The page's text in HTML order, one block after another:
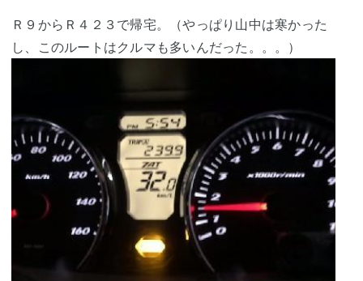
Ｒ９からＲ４２３で帰宅。（やっぱり山中は寒かった
し、このルートはクルマも多いんだった。。。）